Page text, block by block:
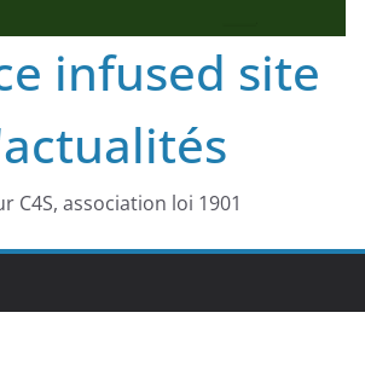
infused site
C4S, association loi 1901